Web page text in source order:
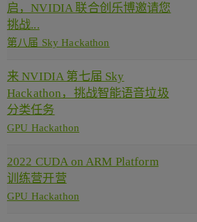
启，NVIDIA 联合创乐博邀请您
挑战...
第八届 Sky Hackathon
来 NVIDIA 第七届 Sky
Hackathon，挑战智能语音垃圾
分类任务
GPU Hackathon
2022 CUDA on ARM Platform
训练营开营
GPU Hackathon